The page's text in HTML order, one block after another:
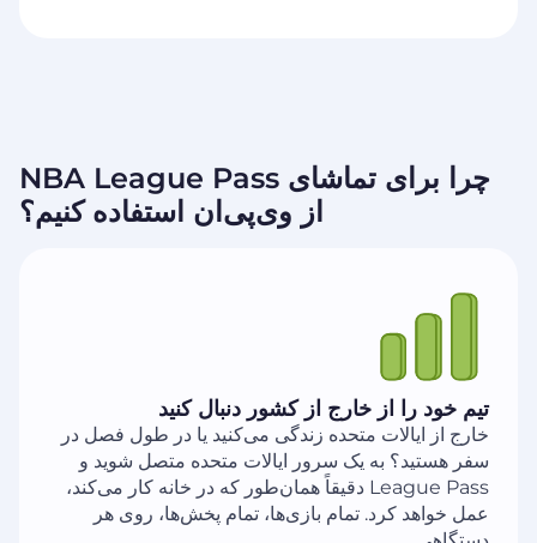
چرا برای تماشای NBA League Pass
از وی‌پی‌ان استفاده کنیم؟
تیم خود را از خارج از کشور دنبال کنید
خارج از ایالات متحده زندگی می‌کنید یا در طول فصل در
سفر هستید؟ به یک سرور ایالات متحده متصل شوید و
League Pass دقیقاً همان‌طور که در خانه کار می‌کند،
عمل خواهد کرد. تمام بازی‌ها، تمام پخش‌ها، روی هر